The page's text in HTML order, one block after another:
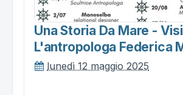
Una Storia Da Mare -
L'antropologa Federica
lunedì 12 maggio 2025